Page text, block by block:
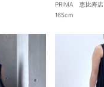
PRIMA 恵比寿店
165cm